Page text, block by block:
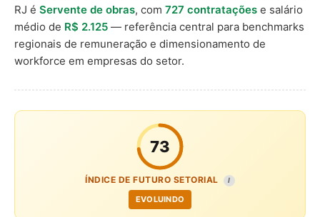
RJ é Servente de obras, com 727 contratações e salário
médio de R$ 2.125 — referência central para benchmarks
regionais de remuneração e dimensionamento de
workforce em empresas do setor.
73
ÍNDICE DE FUTURO SETORIAL I
EVOLUINDO